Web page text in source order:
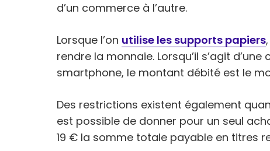
d’un commerce à l’autre.
Lorsque l’on utilise les supports papiers
rendre la monnaie. Lorsqu’il s’agit
smartphone, le montant débité est le
Des restrictions existent également
est possible de donner pour un seul
19 € la somme totale payable en titres